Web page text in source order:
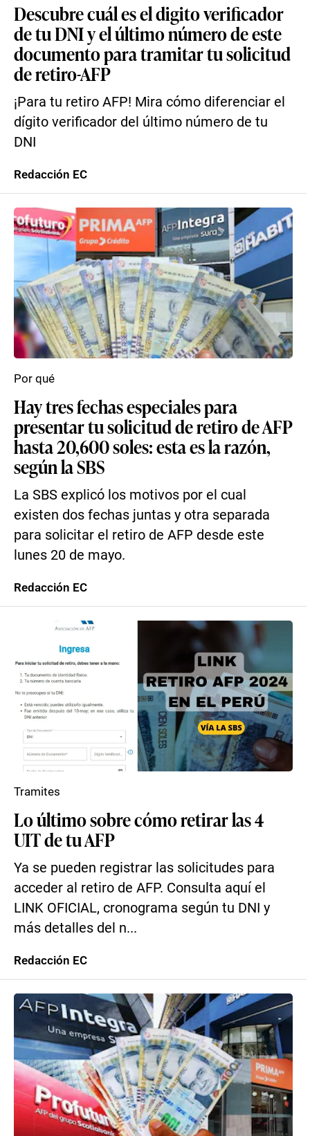
Descubre cuál es el digito verificador
de tu DNI y el último número de este
documento para tramitar tu solicitud
de retiro-AFP
¡Para tu retiro AFP! Mira cómo diferenciar el
dígito verificador del último número de tu
DNI
Redacción EC
Hay tres fechas especiales para
presentar tu solicitud de retiro de AFP
hasta 20,600 soles: esta es la razón,
según la SBS
La SBS explicó los motivos por el cual
existen dos fechas juntas y otra separada
para solicitar el retiro de AFP desde este
lunes 20 de mayo.
Por qué
Redacción EC
Lo último sobre cómo retirar las 4
UIT de tu AFP
Ya se pueden registrar las solicitudes para
acceder al retiro de AFP. Consulta aquí el
LINK OFICIAL, cronograma según tu DNI y
más detalles del n...
Tramites
Redacción EC